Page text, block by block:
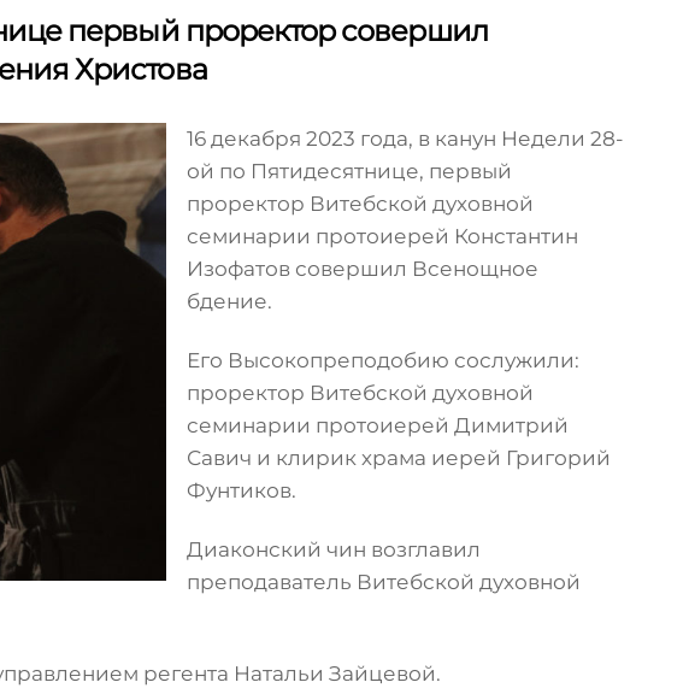
первый проректор совершил
Христова
16 декабря 2023 года, в канун Недели 28-
ой по Пятидесятнице, первый
проректор Витебской духовной
семинарии протоиерей Константин
Изофатов совершил Всенощное
бдение.
Его Высокопреподобию сослужили:
проректор Витебской духовной
семинарии протоиерей Димитрий
Савич и клирик храма иерей Григорий
Фунтиков.
Диаконский чин возглавил
преподаватель Витебской духовной
регента Натальи Зайцевой.